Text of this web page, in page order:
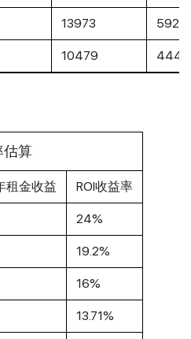
13973 5927
10479 4445
估算
租金收益 ROI收益率
24%
19.2%
16%
13.71%